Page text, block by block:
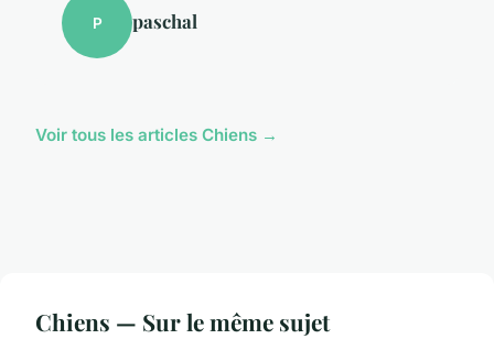
P paschal
Voir tous les articles Chiens →
Chiens — Sur le même sujet